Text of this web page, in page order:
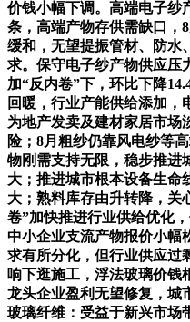
价钱小幅下调。高端电子纱
条，高端产物存供需缺口，
缓和，无望提振管材、防水
求。保守电子纱产物供应压
加“反内卷”下，环比下降
回暖，行业产能供给添加，
为地产发卖及建材家居市场
险；8月粗纱仍靠风电纱等
物刚需支持无限，稳步推进
大；推进城市根本设备生命
大；熟料库存由升转降，关
卷”加快推进行业供给优化
中小企业支流产物报价小幅
求有所分化，但行业供应过
响下逛施工，浮法玻璃价钱
龙头企业盈利无望修复，城
玻璃纤维：受益于新兴市场